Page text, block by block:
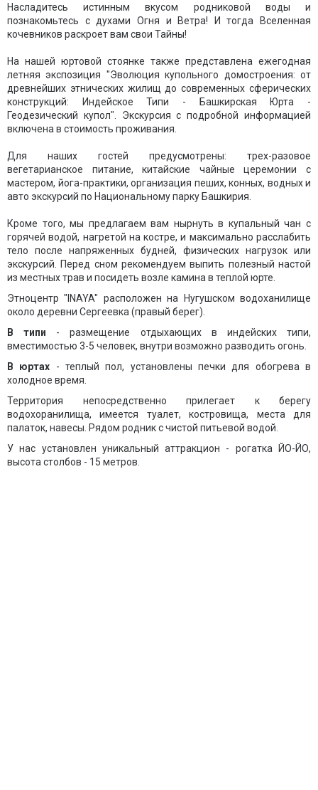
Насладитесь истинным вкусом родниковой воды и
познакомьтесь с духами Огня и Ветра! И тогда Вселенная
кочевников раскроет вам свои Тайны!
На нашей юртовой стоянке также представлена ежегодная
летняя экспозиция "Эволюция купольного домостроения: от
древнейших этнических жилищ до современных сферических
конструкций: Индейское Типи - Башкирская Юрта -
Геодезический купол". Экскурсия с подробной информацией
включена в стоимость проживания.
Для наших гостей предусмотрены: трех-разовое
вегетарианское питание, китайские чайные церемонии с
мастером, йога-практики, организация пеших, конных, водных и
авто экскурсий по Национальному парку Башкирия.
Кроме того, мы предлагаем вам нырнуть в купальный чан с
горячей водой, нагретой на костре, и максимально расслабить
тело после напряженных будней, физических нагрузок или
экскурсий. Перед сном рекомендуем выпить полезный настой
из местных трав и посидеть возле камина в теплой юрте.
Этноцентр "INAYA" расположен на Нугушском водоханилище
около деревни Сергеевка (правый берег).
В типи - размещение отдыхающих в индейских типи,
вместимостью 3-5 человек, внутри возможно разводить огонь.
В юртах - теплый пол, установлены печки для обогрева в
холодное время.
Территория непосредственно прилегает к берегу
водохоранилища, имеется туалет, костровища, места для
палаток, навесы. Рядом родник с чистой питьевой водой.
У нас установлен уникальный аттракцион - рогатка ЙО-ЙО,
высота столбов - 15 метров.